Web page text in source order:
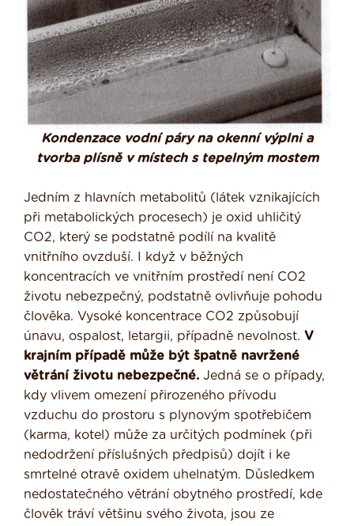
Kondenzace vodní páry na okenní výplni a
tvorba plísně v místech s tepelným mostem
Jedním z hlavních metabolitů (látek vznikajících
při metabolických procesech) je oxid uhličitý
CO2, který se podstatně podílí na kvalitě
vnitřního ovzduší. I když v běžných
koncentracích ve vnitřním prostředí není CO2
životu nebezpečný, podstatně ovlivňuje pohodu
člověka. Vysoké koncentrace CO2 způsobují
únavu, ospalost, letargii, případně nevolnost. V
krajním případě může být špatně navržené
větrání životu nebezpečné. Jedná se o případy,
kdy vlivem omezení přirozeného přívodu
vzduchu do prostoru s plynovým spotřebičem
(karma, kotel) může za určitých podmínek (při
nedodržení příslušných předpisů) dojít i ke
smrtelné otravě oxidem uhelnatým. Důsledkem
nedostatečného větrání obytného prostředí, kde
člověk tráví většinu svého života, jsou ze